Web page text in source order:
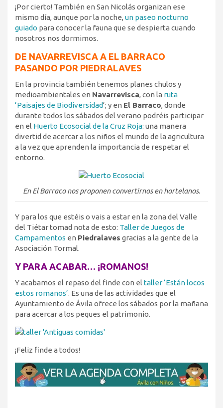
¡Por cierto! También en San Nicolás organizan ese
mismo día, aunque por la noche, un paseo nocturno
guiado para conocer la fauna que se despierta cuando
nosotros nos dormimos.
DE NAVARREVISCA A EL BARRACO
PASANDO POR PIEDRALAVES
En la provincia también tenemos planes chulos y
medioambientales en Navarrevisca, con la ruta
‘Paisajes de Biodiversidad‘; y en El Barraco, donde
durante todos los sábados del verano podréis participar
en el Huerto Ecosocial de la Cruz Roja: una manera
divertid de acercar a los niños el mundo de la agricultura
a la vez que aprenden la importancia de respetar el
entorno.
En El Barraco nos proponen convertirnos en hortelanos.
Y para los que estéis o vais a estar en la zona del Valle
del Tiétar tomad nota de esto: Taller de Juegos de
Campamentos en Piedralaves gracias a la gente de la
Asociación Tormal.
Y PARA ACABAR… ¡ROMANOS!
Y acabamos el repaso del finde con el taller ‘Están locos
estos romanos’. Es una de las actividades que el
Ayuntamiento de Ávila ofrece los sábados por la mañana
para acercar a los peques el patrimonio.
¡Feliz finde a todos!